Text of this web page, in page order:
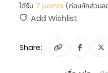
ได้รับ 7 points (ก่อนหักส่วนล
Add Wishlist
Share: